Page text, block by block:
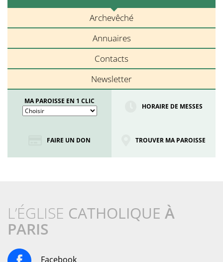
Archevêché
Annuaires
Contacts
Newsletter
MA PAROISSE EN 1 CLIC
HORAIRE DE MESSES
FAIRE UN DON TROUVER MA PAROISSE
L’ÉGLISE CATHOLIQUE À
PARIS
Facebook